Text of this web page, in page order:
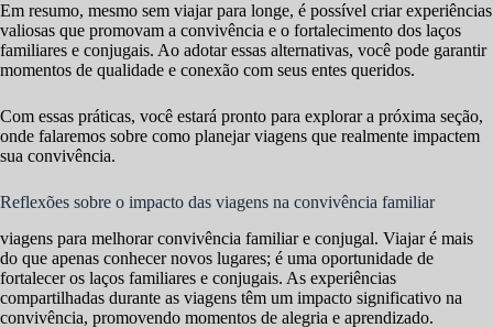
Em resumo, mesmo sem viajar para longe, é possível criar experiências
valiosas que promovam a convivência e o fortalecimento dos laços
familiares e conjugais. Ao adotar essas alternativas, você pode garantir
momentos de qualidade e conexão com seus entes queridos.
Com essas práticas, você estará pronto para explorar a próxima seção,
onde falaremos sobre como planejar viagens que realmente impactem
sua convivência.
Reflexões sobre o impacto das viagens na convivência familiar
viagens para melhorar convivência familiar e conjugal. Viajar é mais
do que apenas conhecer novos lugares; é uma oportunidade de
fortalecer os laços familiares e conjugais. As experiências
compartilhadas durante as viagens têm um impacto significativo na
convivência, promovendo momentos de alegria e aprendizado.